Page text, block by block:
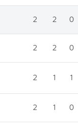
2 2 0
2 2 0
2 1 1
2 1 0